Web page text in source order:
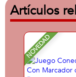
Artículos
NOVEDAD